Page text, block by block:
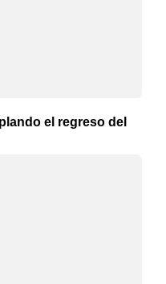
el regreso del